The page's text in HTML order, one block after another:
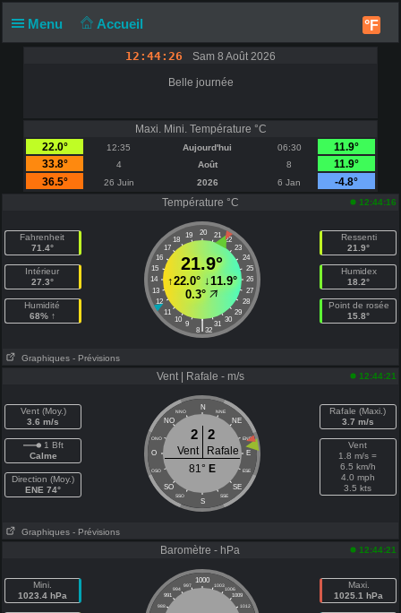
Menu Accueil °F
12:44:26 Sam 8 Août 2026
Belle journée
Maxi. Mini. Température °C
22.0°
12:35 Aujourd'hui 06:30
11.9°
33.8°
4 Août 8
11.9°
36.5°
26 Juin 2026 6 Jan
-4.8°
Température °C
12:44:16
Fahrenheit
71.4°
Intérieur
27.3°
Humidité
68% ↑
20
19 21
18
22
17
23
16
24
15
25
14
26
13
27
12
28
11
29
10
30
9 31
|
8 32
21.9°
↑22.0°↓11.9°
0.3°
Ressenti
21.9°
Humidex
18.2°
Point de rosée
15.8°
Graphiques - Prévisions
Vent | Rafale - m/s 12:44:21
Vent (Moy.)
3.6 m/s
1 Bft
Calme
Direction (Moy.)
ENE 74°
N
NNO NNE
NO NE
ONO ENE
O E
OSO ESE
SO SE
SSO SSE
S
2 2
Vent
Rafale
81° E
Rafale (Maxi.)
3.7 m/s
Vent
1.8 m/s =
6.5 km/h
4.0 mph
3.5 kts
Graphiques - Prévisions
Baromètre - hPa 12:44:21
Mini.
1023.4 hPa
1000
997 1003
994
1006
991
1009
988
1012
Maxi.
1025.1 hPa